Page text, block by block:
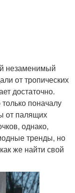
незаменимый
от тропических
достаточно.
поначалу
от палящих
однако,
тренды, но
же найти свой